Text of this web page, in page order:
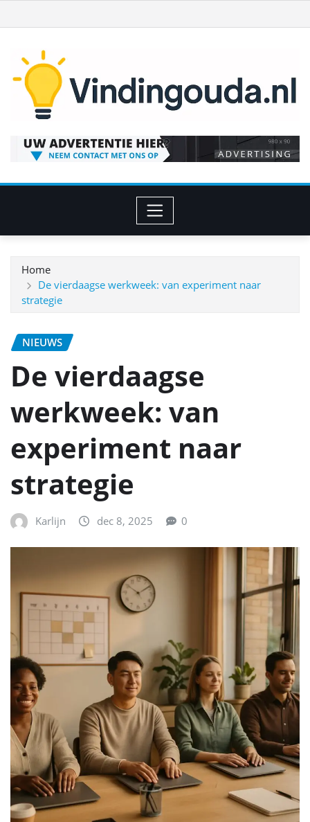
naar
inhoud
Home
De vierdaagse werkweek: van experiment naar
strategie
NIEUWS
De vierdaagse
werkweek: van
experiment naar
strategie
Karlijn dec 8, 2025 0